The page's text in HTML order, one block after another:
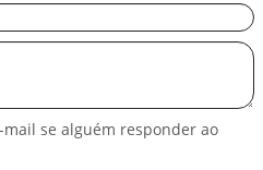
se alguém responder ao